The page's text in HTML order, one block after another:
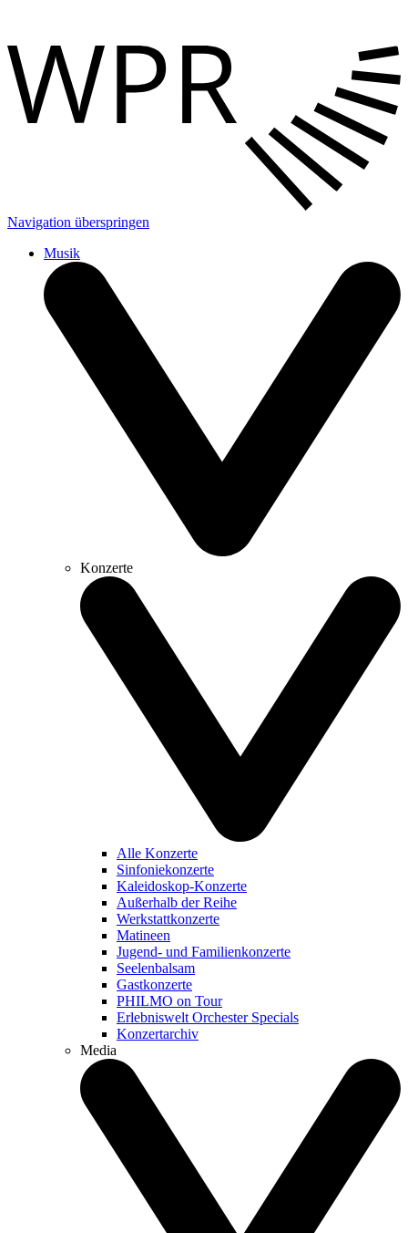
Navigation überspringen
Musik
Konzerte
Alle Konzerte
Sinfoniekonzerte
Kaleidoskop-Konzerte
Außerhalb der Reihe
Werkstattkonzerte
Matineen
Jugend- und Familienkonzerte
Seelenbalsam
Gastkonzerte
PHILMO on Tour
Erlebniswelt Orchester Specials
Konzertarchiv
Media